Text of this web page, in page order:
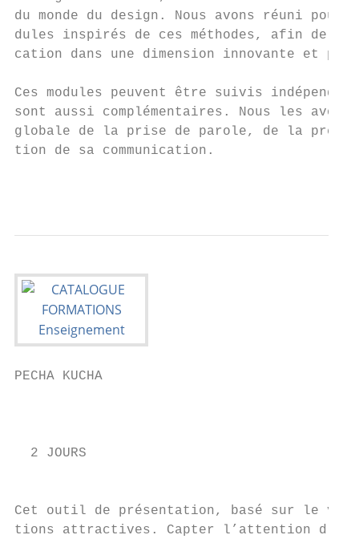
du monde du design. Nous avons réuni
dules inspirés de ces méthodes, afin de
cation dans une dimension innovante et
Ces modules peuvent être suivis
sont aussi complémentaires. Nous les
globale de la prise de parole, de la
tion de sa communication.
PECHA KUCHA
  2 JOURS
Cet outil de présentation, basé sur le
tions attractives. Capter l’attention